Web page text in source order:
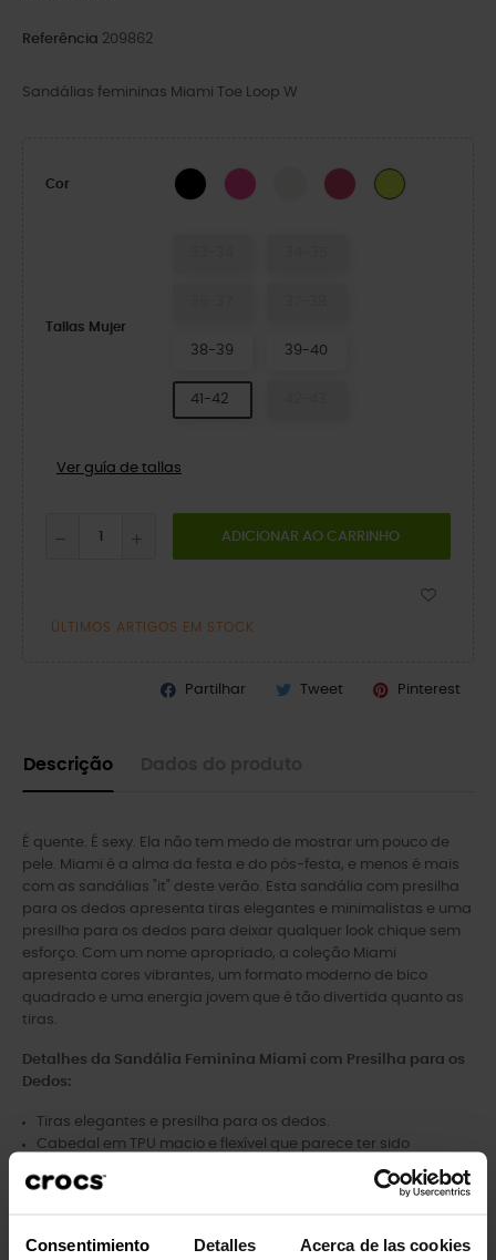
Consentimiento Detalles Acerca de las cookies
Referência 209862
Sandálias femininas Miami Toe Loop W
Cor BLACK Pink Crush Dragon Fruit
Citrus
Tallas Mujer
38-39 39-40
41-42
Ver guía de tallas
ADICIONAR AO CARRINHO
ÚLTIMOS ARTIGOS EM STOCK
Partilhar Tweet Pinterest
Descrição
É quente. É sexy. Ela não tem medo de mostrar um pouco de
pele. Miami é a alma da festa e do pós-festa, e menos é mais
com as sandálias "it" deste verão. Esta sandália com presilha
para os dedos apresenta tiras elegantes e minimalistas e uma
presilha para os dedos para deixar qualquer look chique sem
esforço. Com um nome apropriado, a coleção Miami
apresenta cores vibrantes, um formato moderno de bico
quadrado e uma energia jovem que é tão divertida quanto as
tiras.
Detalhes da Sandália Feminina Miami com Presilha para os
Dedos:
Tiras elegantes e presilha para os dedos.
Cabedal em TPU macio e flexível que parece ter sido
Palmilha e solado em Croslite™ integrados.